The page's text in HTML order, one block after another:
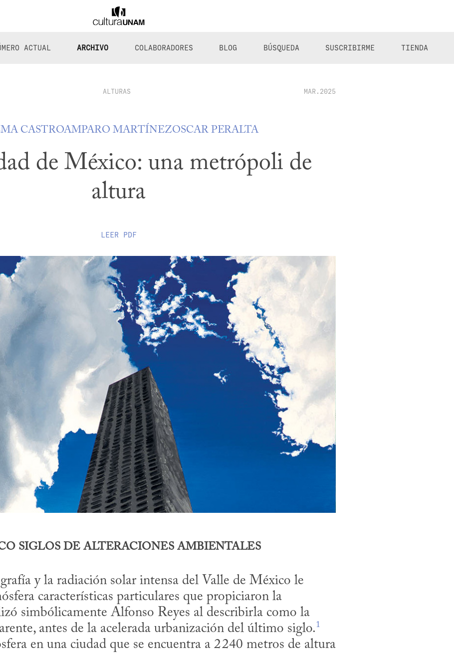
ACTUAL ARCHIVO COLABORADORES BLOG BÚSQUEDA SUSCRIBIRME TIENDA
ALTURAS MAR.2025
CASTROAMPARO MARTÍNEZOSCAR PERALTA
de México: una metrópoli de
altura
LEER PDF
SIGLOS DE ALTERACIONES AMBIENTALES
y la radiación solar intensa del Valle de México le
características particulares que propiciaron la
simbólicamente Alfonso Reyes al describirla como la
antes de la acelerada urbanización del último siglo.1
en una ciudad que se encuentra a 2 240 metros de altura